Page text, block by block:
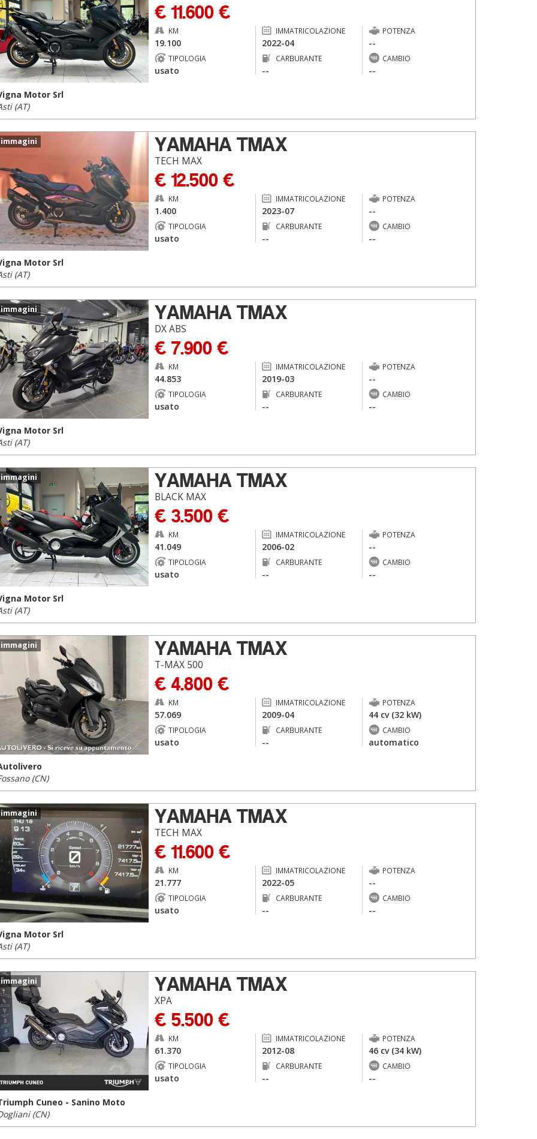
€ 11.600 €
KM
19.100
IMMATRICOLAZIONE
2022-04
POTENZA
--
TIPOLOGIA
usato
CARBURANTE
--
CAMBIO
--
Motor Srl
(AT)
immagini YAMAHA TMAX
TECH MAX
€ 12.500 €
KM
1.400
IMMATRICOLAZIONE
2023-07
POTENZA
--
TIPOLOGIA
usato
CARBURANTE
--
CAMBIO
--
Motor Srl
(AT)
immagini YAMAHA TMAX
DX ABS
€ 7.900 €
KM
44.853
IMMATRICOLAZIONE
2019-03
POTENZA
--
TIPOLOGIA
usato
CARBURANTE
--
CAMBIO
--
Motor Srl
(AT)
immagini YAMAHA TMAX
BLACK MAX
€ 3.500 €
KM
41.049
IMMATRICOLAZIONE
2006-02
POTENZA
--
TIPOLOGIA
usato
CARBURANTE
--
CAMBIO
--
Motor Srl
(AT)
immagini YAMAHA TMAX
T-MAX 500
€ 4.800 €
KM
57.069
IMMATRICOLAZIONE
2009-04
POTENZA
44 cv (32 kW)
TIPOLOGIA
usato
CARBURANTE
--
CAMBIO
automatico
(CN)
immagini YAMAHA TMAX
TECH MAX
€ 11.600 €
KM
21.777
IMMATRICOLAZIONE
2022-05
POTENZA
--
TIPOLOGIA
usato
CARBURANTE
--
CAMBIO
--
Motor Srl
(AT)
immagini YAMAHA TMAX
XPA
€ 5.500 €
KM
61.370
IMMATRICOLAZIONE
2012-08
POTENZA
46 cv (34 kW)
TIPOLOGIA
usato
CARBURANTE
--
CAMBIO
--
Cuneo - Sanino Moto
(CN)